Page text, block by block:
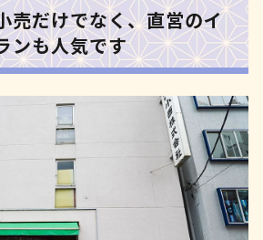
売だけでなく、直営のイ
ンも人気です